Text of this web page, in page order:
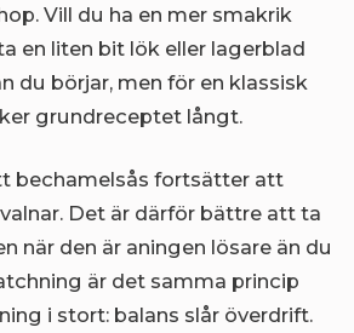
Vill du ha en mer smakrik
en liten bit lök eller lagerblad
du börjar, men för en klassisk
grundreceptet långt.
bechamelsås fortsätter att
Det är därför bättre att ta
när den är aningen lösare än du
är det samma princip
i stort: balans slår överdrift.